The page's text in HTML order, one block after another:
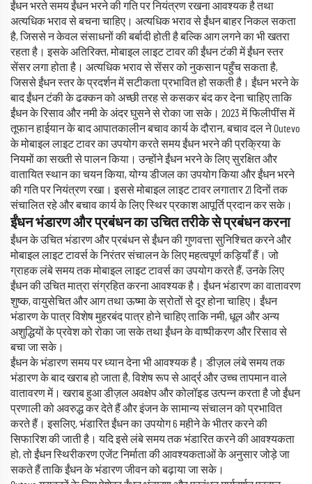
ईंधन भरते समय ईंधन भरने की गति पर नियंत्रण रखना आवश्यक है तथा
अत्यधिक भराव से बचना चाहिए। अत्यधिक भराव से ईंधन बाहर निकल सकता
है, जिससे न केवल संसाधनों की बर्बादी होती है बल्कि आग लगने का भी खतरा
रहता है। इसके अतिरिक्त, मोबाइल लाइट टावर की ईंधन टंकी में ईंधन स्तर
सेंसर लगा होता है। अत्यधिक भराव से सेंसर को नुकसान पहुँच सकता है,
जिससे ईंधन स्तर के प्रदर्शन में सटीकता प्रभावित हो सकती है। ईंधन भरने के
बाद ईंधन टंकी के ढक्कन को अच्छी तरह से कसकर बंद कर देना चाहिए ताकि
ईंधन के रिसाव और नमी के अंदर घुसने से रोका जा सके। 2023 में फिलीपींस में
तूफान हाईयान के बाद आपातकालीन बचाव कार्य के दौरान, बचाव दल ने Outevo
के मोबाइल लाइट टावर का उपयोग करते समय ईंधन भरने की प्रक्रिया के
नियमों का सख्ती से पालन किया। उन्होंने ईंधन भरने के लिए सुरक्षित और
वातायित स्थान का चयन किया, योग्य डीजल का उपयोग किया और ईंधन भरने
की गति पर नियंत्रण रखा। इससे मोबाइल लाइट टावर लगातार 21 दिनों तक
संचालित रहे और बचाव कार्य के लिए स्थिर प्रकाश आपूर्ति प्रदान कर सके।
ईंधन भंडारण और प्रबंधन का उचित तरीके से प्रबंधन करना
ईंधन के उचित भंडारण और प्रबंधन से ईंधन की गुणवत्ता सुनिश्चित करने और
मोबाइल लाइट टावर्स के निरंतर संचालन के लिए महत्वपूर्ण कड़ियाँ हैं। जो
ग्राहक लंबे समय तक मोबाइल लाइट टावर्स का उपयोग करते हैं, उनके लिए
ईंधन की उचित मात्रा संग्रहित करना आवश्यक है। ईंधन भंडारण का वातावरण
शुष्क, वायुसेचित और आग तथा ऊष्मा के स्रोतों से दूर होना चाहिए। ईंधन
भंडारण के पात्र विशेष मुहरबंद पात्र होने चाहिए ताकि नमी, धूल और अन्य
अशुद्धियों के प्रवेश को रोका जा सके तथा ईंधन के वाष्पीकरण और रिसाव से
बचा जा सके।
ईंधन के भंडारण समय पर ध्यान देना भी आवश्यक है। डीज़ल लंबे समय तक
भंडारण के बाद खराब हो जाता है, विशेष रूप से आर्द्र और उच्च तापमान वाले
वातावरण में। खराब हुआ डीज़ल अवक्षेप और कोलॉइड उत्पन्न करता है जो ईंधन
प्रणाली को अवरुद्ध कर देते हैं और इंजन के सामान्य संचालन को प्रभावित
करते हैं। इसलिए, भंडारित ईंधन का उपयोग 6 महीने के भीतर करने की
सिफारिश की जाती है। यदि इसे लंबे समय तक भंडारित करने की आवश्यकता
हो, तो ईंधन स्थिरीकरण एजेंट निर्माता की आवश्यकताओं के अनुसार जोड़े जा
सकते हैं ताकि ईंधन के भंडारण जीवन को बढ़ाया जा सके।